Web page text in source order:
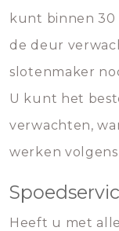
kunt binnen
de deur
slotenmaker
U kunt het
verwachten,
werken
Heeft u met